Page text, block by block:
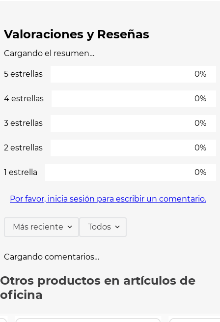
Cargando el resumen…
5 estrellas 0%
4 estrellas 0%
3 estrellas 0%
2 estrellas 0%
1 estrella 0%
Por favor, inicia sesión para escribir un comentario.
Más reciente Todos
Cargando comentarios…
Otros productos en artículos de
oficina